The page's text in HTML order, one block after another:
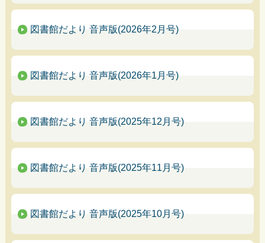
図書館だより 音声版(2026年2月号)
図書館だより 音声版(2026年1月号)
図書館だより 音声版(2025年12月号)
図書館だより 音声版(2025年11月号)
図書館だより 音声版(2025年10月号)